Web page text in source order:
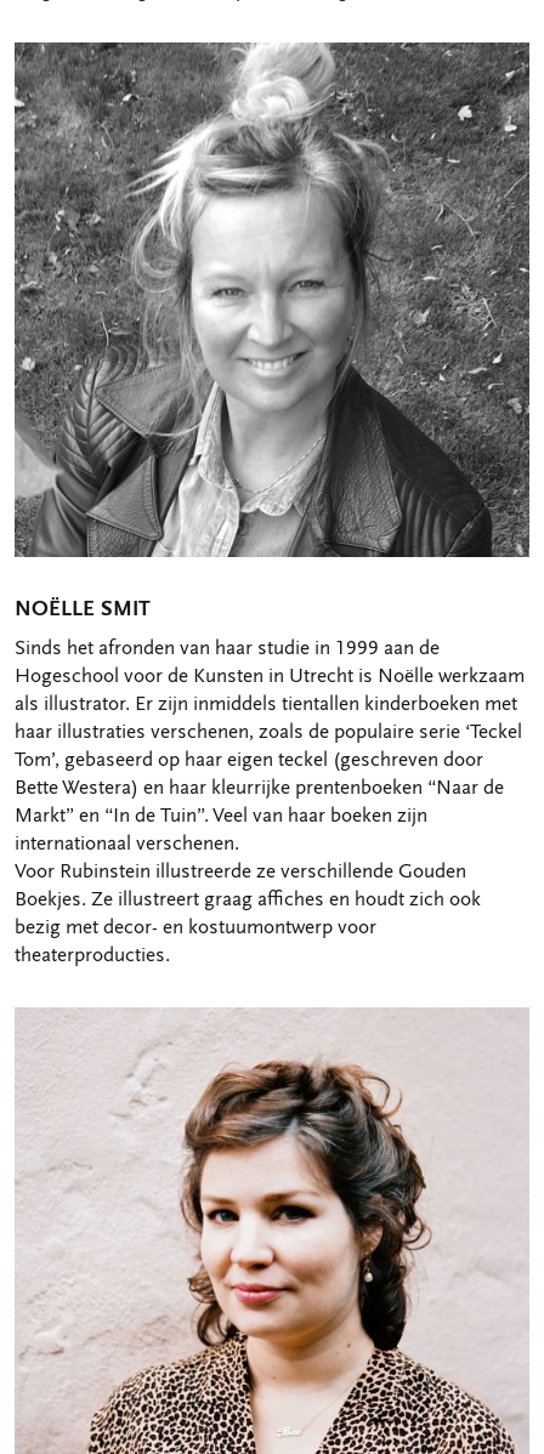
NOËLLE SMIT
Sinds het afronden van haar studie in 1999 aan de
Hogeschool voor de Kunsten in Utrecht is Noëlle werkzaam
als illustrator. Er zijn inmiddels tientallen kinderboeken met
haar illustraties verschenen, zoals de populaire serie ‘Teckel
Tom’, gebaseerd op haar eigen teckel (geschreven door
Bette Westera) en haar kleurrijke prentenboeken “Naar de
Markt” en “In de Tuin”. Veel van haar boeken zijn
internationaal verschenen.
Voor Rubinstein illustreerde ze verschillende Gouden
Boekjes. Ze illustreert graag affiches en houdt zich ook
bezig met decor- en kostuumontwerp voor
theaterproducties.